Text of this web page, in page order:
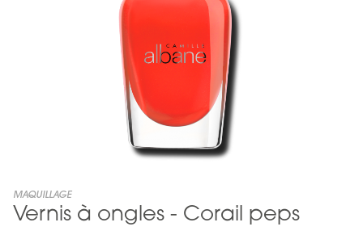
SkipMAQUILLAGE
Vernis à ongles - Corail peps